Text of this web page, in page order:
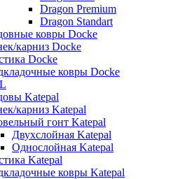
Dragon Premium
Dragon Standart
ковры Docke
карниз Docke
Docke
ковры Docke
Katepal
карниз Katepal
гонт Katepal
Двухслойная Katepal
Однослойная Katepal
Katepal
ковры Katepal